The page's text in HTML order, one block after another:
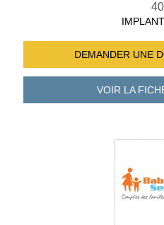
DEMANDER UNE
VOIR LA